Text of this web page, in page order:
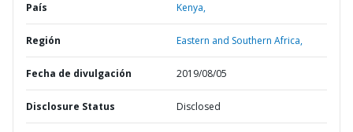
País Kenya,
Región Eastern and Southern Africa,
Fecha de divulgación 2019/08/05
Disclosure Status Disclosed